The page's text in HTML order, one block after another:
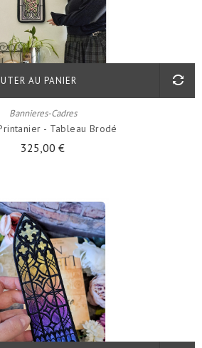
Bannieres-Cadres
- Tableau Brodé
325,00 €
AU PANIER